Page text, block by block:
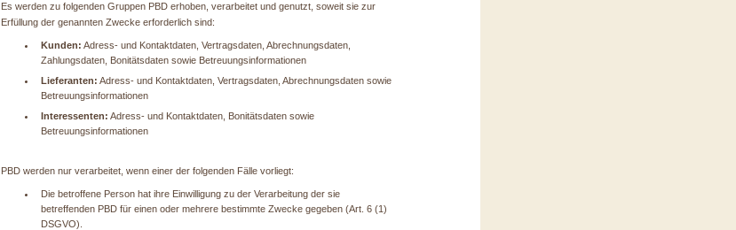
Es werden zu folgenden Gruppen PBD erhoben, verarbeitet und genutzt, soweit sie zur
Erfüllung der genannten Zwecke erforderlich sind:
Kunden: Adress- und Kontaktdaten, Vertragsdaten, Abrechnungsdaten,
Zahlungsdaten, Bonitätsdaten sowie Betreuungsinformationen
Lieferanten: Adress- und Kontaktdaten, Vertragsdaten, Abrechnungsdaten sowie
Betreuungsinformationen
Interessenten: Adress- und Kontaktdaten, Bonitätsdaten sowie
Betreuungsinformationen
PBD werden nur verarbeitet, wenn einer der folgenden Fälle vorliegt:
Die betroffene Person hat ihre Einwilligung zu der Verarbeitung der sie
betreffenden PBD für einen oder mehrere bestimmte Zwecke gegeben (Art. 6 (1)
DSGVO).